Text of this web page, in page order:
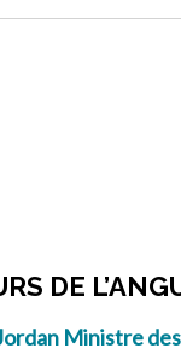
DE
Ministre